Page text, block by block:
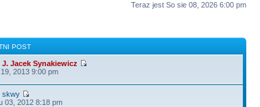
Teraz jest So sie 08, 2026 6:00 pm
POST
J. Jacek Synakiewicz
2013 9:00 pm
skwy
03, 2012 8:18 pm